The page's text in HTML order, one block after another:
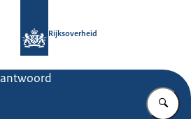
Rijksoverheid